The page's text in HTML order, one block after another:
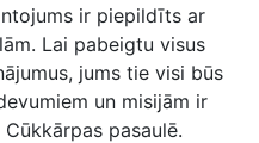
ir piepildīts ar
Lai pabeigtu visus
jums tie visi būs
un misijām ir
pasaulē.